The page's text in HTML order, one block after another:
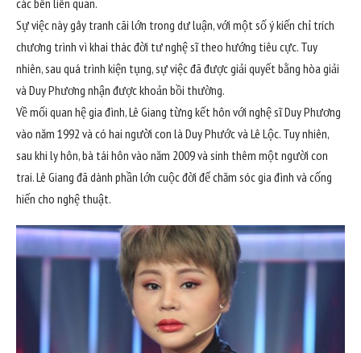
các bên liên quan.
Sự việc này gây tranh cãi lớn trong dư luận, với một số ý kiến chỉ trích
chương trình vì khai thác đời tư nghệ sĩ theo hướng tiêu cực. Tuy
nhiên, sau quá trình kiện tụng, sự việc đã được giải quyết bằng hòa giải
và Duy Phương nhận được khoản bồi thường.
Về mối quan hệ gia đình, Lê Giang từng kết hôn với nghệ sĩ Duy Phương
vào năm 1992 và có hai người con là Duy Phước và Lê Lộc. Tuy nhiên,
sau khi ly hôn, bà tái hôn vào năm 2009 và sinh thêm một người con
trai. Lê Giang đã dành phần lớn cuộc đời để chăm sóc gia đình và cống
hiến cho nghệ thuật.